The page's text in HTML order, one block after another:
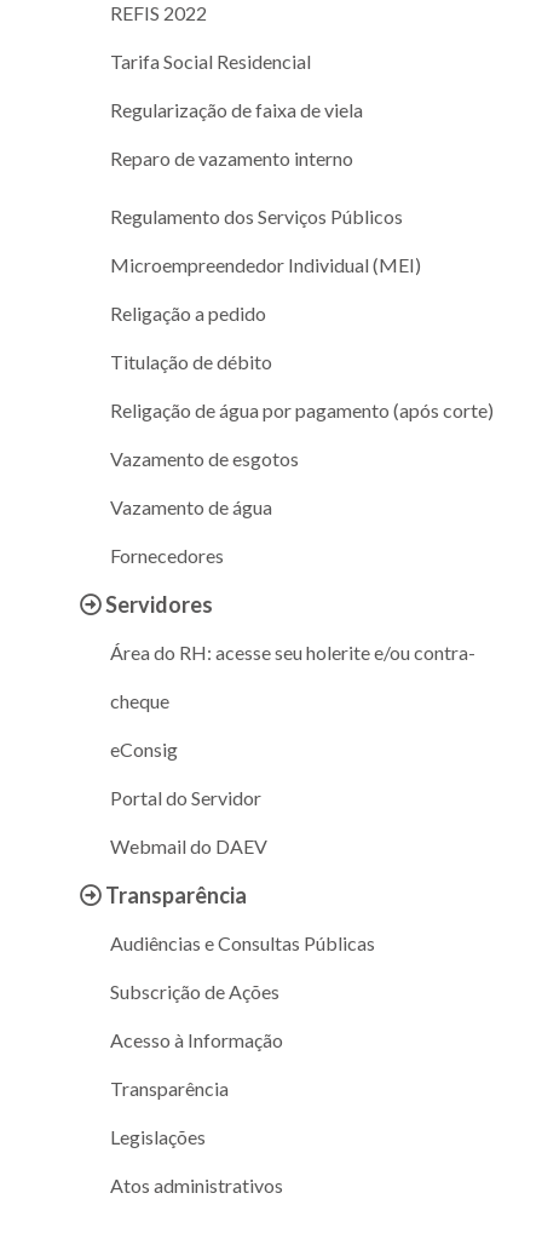
REFIS 2022
Tarifa Social Residencial
Regularização de faixa de viela
Reparo de vazamento interno
Regulamento dos Serviços Públicos
Microempreendedor Individual (MEI)
Religação a pedido
Titulação de débito
Religação de água por pagamento (após corte)
Vazamento de esgotos
Vazamento de água
Fornecedores
Servidores
Área do RH: acesse seu holerite e/ou contra-
cheque
eConsig
Portal do Servidor
Webmail do DAEV
Transparência
Audiências e Consultas Públicas
Subscrição de Ações
Acesso à Informação
Transparência
Legislações
Atos administrativos